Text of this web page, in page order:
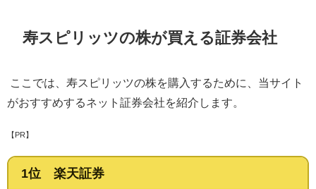
寿スピリッツの株が買える証券会社
ここでは、寿スピリッツの株を購入するために、当サイト
がおすすめするネット証券会社を紹介します。
【PR】
1位 楽天証券